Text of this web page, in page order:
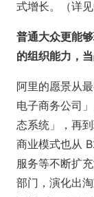
式增长。（详
普通大众更能
的组织能力，
阿里的愿景从
电子商务公司
态系统」，再
商业模式也从
服务等不断扩
部门，演化出